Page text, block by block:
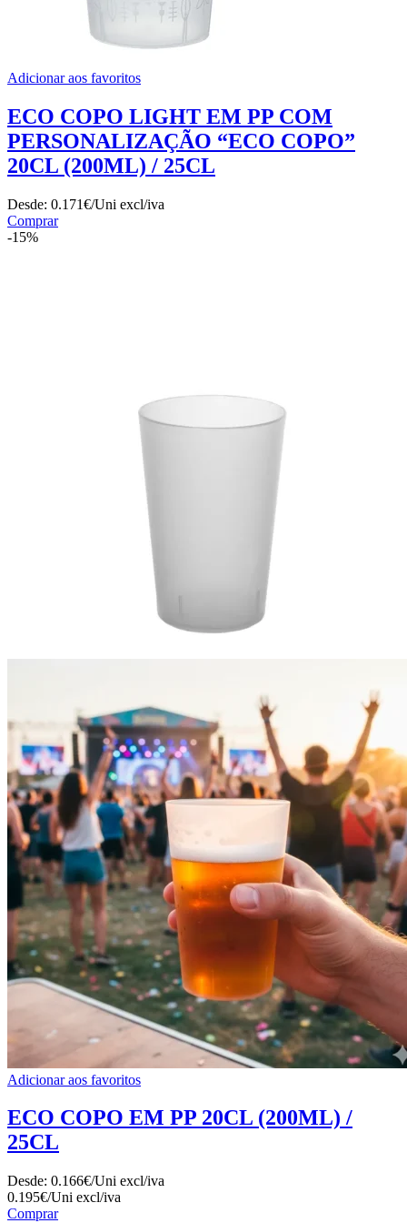
Adicionar aos favoritos
ECO COPO LIGHT EM PP COM
PERSONALIZAÇÃO “ECO COPO”
20CL (200ML) / 25CL
Desde: 0.171€/Uni excl/iva
Comprar
-15%
Adicionar aos favoritos
ECO COPO EM PP 20CL (200ML) /
25CL
Desde: 0.166€/Uni excl/iva
0.195€/Uni excl/iva
Comprar